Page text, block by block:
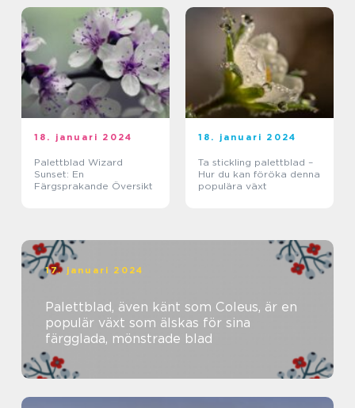
18. januari 2024
Palettblad Wizard
Sunset: En
Färgsprakande Översikt
18. januari 2024
Ta stickling palettblad –
Hur du kan föröka denna
populära växt
17. januari 2024
Palettblad, även känt som Coleus, är en
populär växt som älskas för sina
färgglada, mönstrade blad